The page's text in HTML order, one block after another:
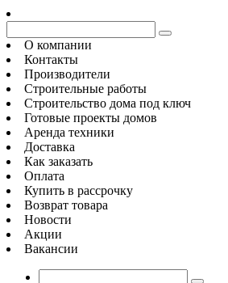
О компании
Контакты
Производители
Строительные работы
Строительство дома под ключ
Готовые проекты домов
Аренда техники
Доставка
Как заказать
Оплата
Купить в рассрочку
Возврат товара
Новости
Акции
Вакансии